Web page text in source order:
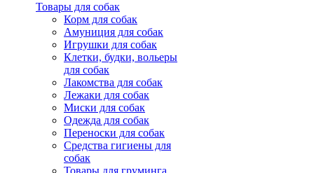
Товары для собак
Корм для собак
Амуниция для собак
Игрушки для собак
Клетки, будки, вольеры
для собак
Лакомства для собак
Лежаки для собак
Миски для собак
Одежда для собак
Переноски для собак
Средства гигиены для
собак
Товары для груминга